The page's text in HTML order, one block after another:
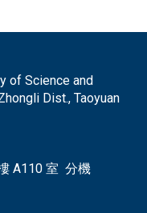
of Science and
Dist., Taoyuan
A110 室 分機